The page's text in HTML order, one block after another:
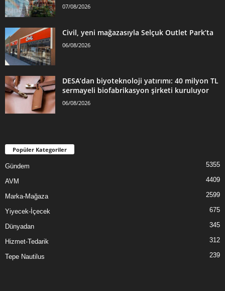
07/08/2026
Civil, yeni mağazasıyla Selçuk Outlet Park’ta
06/08/2026
DESA’dan biyoteknoloji yatırımı: 40 milyon TL
sermayeli biofabrikasyon şirketi kuruluyor
06/08/2026
Popüler Kategoriler
Gündem 5355
AVM 4409
Marka-Mağaza 2599
Yiyecek-İçecek 675
Dünyadan 345
Hizmet-Tedarik 312
Tepe Nautilus 239